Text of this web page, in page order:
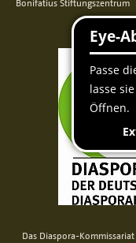
Bonifatius Stiftungszentrum
Das Diaspora-